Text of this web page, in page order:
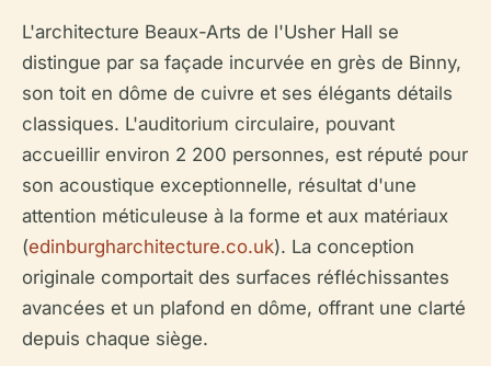
L'architecture Beaux-Arts de l'Usher Hall se
distingue par sa façade incurvée en grès de Binny,
son toit en dôme de cuivre et ses élégants détails
classiques. L'auditorium circulaire, pouvant
accueillir environ 2 200 personnes, est réputé pour
son acoustique exceptionnelle, résultat d'une
attention méticuleuse à la forme et aux matériaux
(edinburgharchitecture.co.uk). La conception
originale comportait des surfaces réfléchissantes
avancées et un plafond en dôme, offrant une clarté
depuis chaque siège.